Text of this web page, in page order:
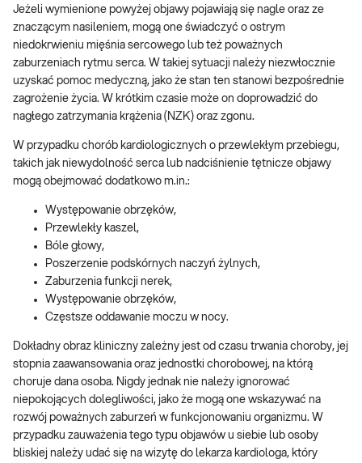
Jeżeli wymienione powyżej objawy pojawiają się nagle oraz ze
znaczącym nasileniem, mogą one świadczyć o ostrym
niedokrwieniu mięśnia sercowego lub też poważnych
zaburzeniach rytmu serca. W takiej sytuacji należy niezwłocznie
uzyskać pomoc medyczną, jako że stan ten stanowi bezpośrednie
zagrożenie życia. W krótkim czasie może on doprowadzić do
nagłego zatrzymania krążenia (NZK) oraz zgonu.
W przypadku chorób kardiologicznych o przewlekłym przebiegu,
takich jak niewydolność serca lub nadciśnienie tętnicze objawy
mogą obejmować dodatkowo m.in.:
Występowanie obrzęków,
Przewlekły kaszel,
Bóle głowy,
Poszerzenie podskórnych naczyń żylnych,
Zaburzenia funkcji nerek,
Występowanie obrzęków,
Częstsze oddawanie moczu w nocy.
Dokładny obraz kliniczny zależny jest od czasu trwania choroby, jej
stopnia zaawansowania oraz jednostki chorobowej, na którą
choruje dana osoba. Nigdy jednak nie należy ignorować
niepokojących dolegliwości, jako że mogą one wskazywać na
rozwój poważnych zaburzeń w funkcjonowaniu organizmu. W
przypadku zauważenia tego typu objawów u siebie lub osoby
bliskiej należy udać się na wizytę do lekarza kardiologa, który